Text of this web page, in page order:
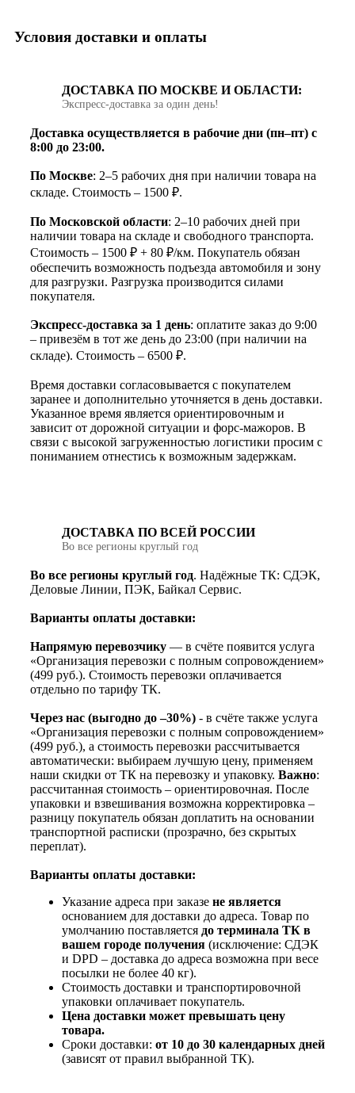
Условия доставки и оплаты
ДОСТАВКА ПО МОСКВЕ И ОБЛАСТИ:
Экспресс‑доставка за один день!
Доставка осуществляется в рабочие дни (пн–пт) с
8:00 до 23:00.
По Москве: 2–5 рабочих дня при наличии товара на
складе. Стоимость – 1500 ₽.
По Московской области: 2–10 рабочих дней при
наличии товара на складе и свободного транспорта.
Стоимость – 1500 ₽ + 80 ₽/км. Покупатель обязан
обеспечить возможность подъезда автомобиля и зону
для разгрузки. Разгрузка производится силами
покупателя.
Экспресс-доставка за 1 день: оплатите заказ до 9:00
– привезём в тот же день до 23:00 (при наличии на
складе). Стоимость – 6500 ₽.
Время доставки согласовывается с покупателем
заранее и дополнительно уточняется в день доставки.
Указанное время является ориентировочным и
зависит от дорожной ситуации и форс-мажоров. В
связи с высокой загруженностью логистики просим с
пониманием отнестись к возможным задержкам.
ДОСТАВКА ПО ВСЕЙ РОССИИ
Во все регионы круглый год
Во все регионы круглый год. Надёжные ТК: СДЭК,
Деловые Линии, ПЭК, Байкал Сервис.
Варианты оплаты доставки:
Напрямую перевозчику — в счёте появится услуга
«Организация перевозки с полным сопровождением»
(499 руб.). Стоимость перевозки оплачивается
отдельно по тарифу ТК.
Через нас (выгодно до –30%) - в счёте также услуга
«Организация перевозки с полным сопровождением»
(499 руб.), а стоимость перевозки рассчитывается
автоматически: выбираем лучшую цену, применяем
наши скидки от ТК на перевозку и упаковку. Важно:
рассчитанная стоимость – ориентировочная. После
упаковки и взвешивания возможна корректировка –
разницу покупатель обязан доплатить на основании
транспортной расписки (прозрачно, без скрытых
переплат).
Варианты оплаты доставки:
Указание адреса при заказе не является
основанием для доставки до адреса. Товар по
умолчанию поставляется до терминала ТК в
вашем городе получения (исключение: СДЭК
и DPD – доставка до адреса возможна при весе
посылки не более 40 кг).
Стоимость доставки и транспортировочной
упаковки оплачивает покупатель.
Цена доставки может превышать цену
товара.
Сроки доставки: от 10 до 30 календарных дней
(зависят от правил выбранной ТК).